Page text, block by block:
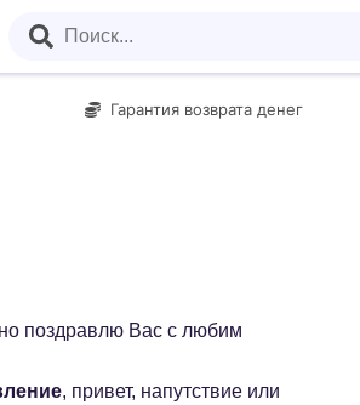
Гарантия возврата денег
поздравлю Вас с любим
, привет, напутствие или